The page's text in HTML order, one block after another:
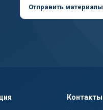
Отправить материалы
Контакты